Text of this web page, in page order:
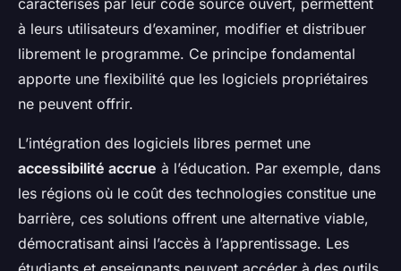
caractérisés par leur code source ouvert, permettent
à leurs utilisateurs d’examiner, modifier et distribuer
librement le programme. Ce principe fondamental
apporte une flexibilité que les logiciels propriétaires
ne peuvent offrir.
L’intégration des logiciels libres permet une
accessibilité accrue à l’éducation. Par exemple, dans
les régions où le coût des technologies constitue une
barrière, ces solutions offrent une alternative viable,
démocratisant ainsi l’accès à l’apprentissage. Les